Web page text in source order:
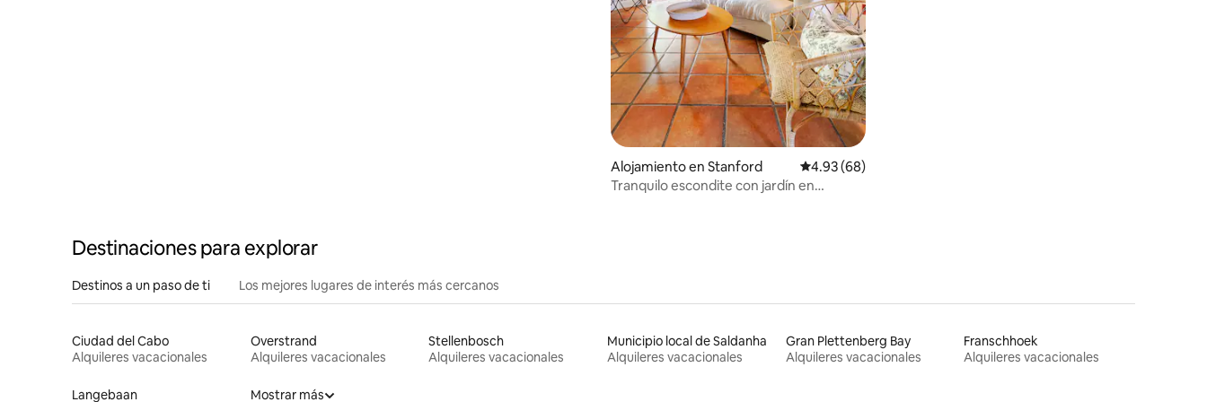
Alojamiento en Stanford Calificación promedio: 4.93 de 5, 68 reseñas
4.93 (68)
Tranquilo escondite con jardín en
Destinaciones para explorar
Destinos a un paso de ti Los mejores lugares de interés más cercanos
Ciudad del Cabo
Alquileres vacacionales
Overstrand
Alquileres vacacionales
Stellenbosch
Alquileres vacacionales
Municipio local de Saldanha
Alquileres vacacionales
Gran Plettenberg Bay
Alquileres vacacionales
Franschhoek
Alquileres vacacionales
Langebaan Mostrar más